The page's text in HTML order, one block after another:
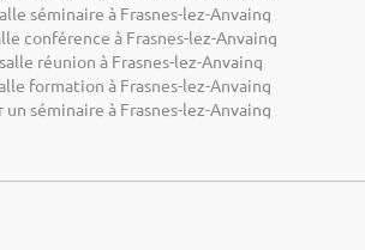
séminaire à Frasnes-lez-Anvaing
conférence à Frasnes-lez-Anvaing
réunion à Frasnes-lez-Anvaing
formation à Frasnes-lez-Anvaing
séminaire à Frasnes-lez-Anvaing